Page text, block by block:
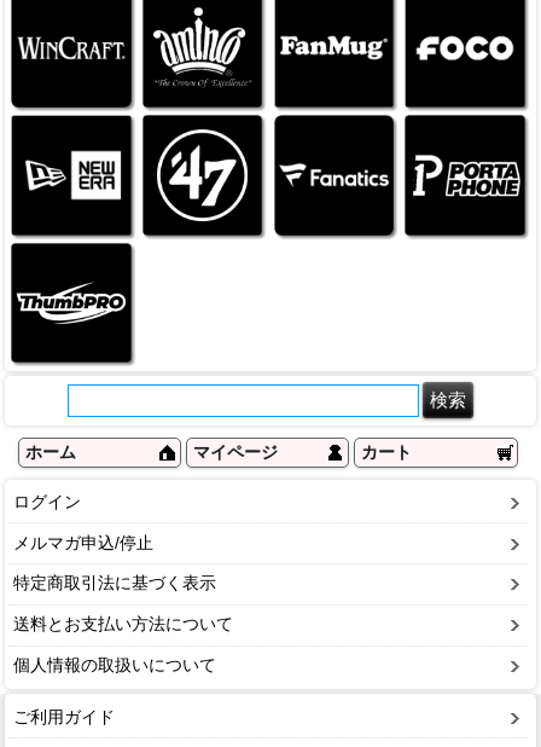
ホーム マイページ カート
ログイン
メルマガ申込/停止
特定商取引法に基づく表示
送料とお支払い方法について
個人情報の取扱いについて
ご利用ガイド